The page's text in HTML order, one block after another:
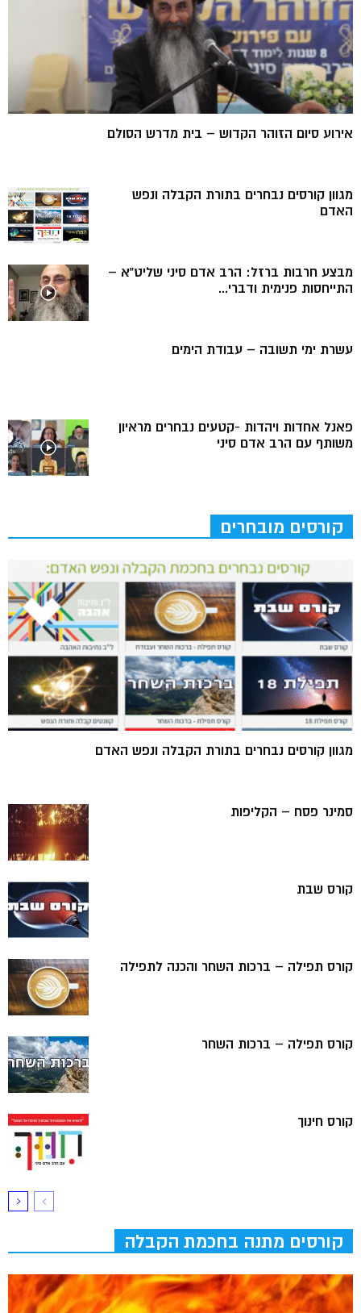
אירוע סיום הזוהר הקדוש – בית מדרש הסולם
מגוון קורסים נבחרים בתורת הקבלה ונפש
האדם
מבצע חרבות ברזל: הרב אדם סיני שליט”א –
התייחסות פנימית ודברי...
עשרת ימי תשובה – עבודת הימים
פאנל אחדות ויהדות -קטעים נבחרים מראיון
משותף עם הרב אדם סיני
קורסים מובחרים
מגוון קורסים נבחרים בתורת הקבלה ונפש האדם
סמינר פסח – הקליפות
קורס שבת
קורס תפילה – ברכות השחר והכנה לתפילה
קורס תפילה – ברכות השחר
קורס חינוך
קורסים מתנה בחכמת הקבלה